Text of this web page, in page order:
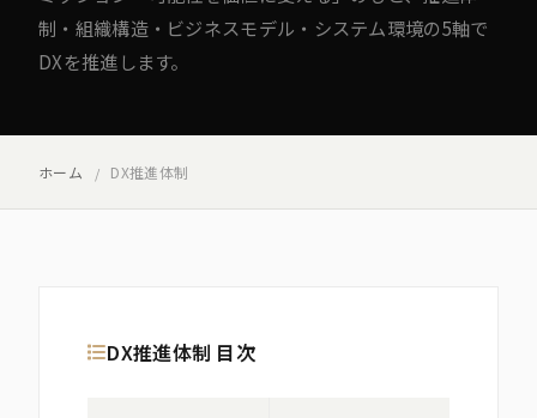
制・組織構造・ビジネスモデル・システム環境の5軸で
DXを推進します。
ホーム DX推進体制
DX推進体制 目次